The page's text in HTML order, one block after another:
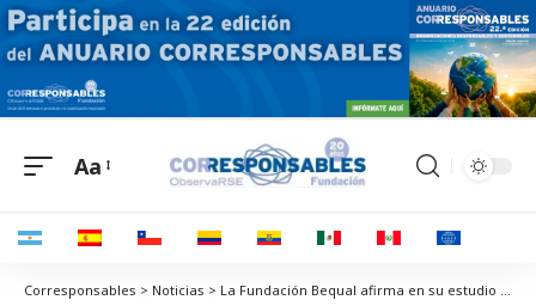
Aa
Corresponsables > Noticias > La Fundación Bequal afirma en su estudio que “el 43% de las empresas del IBEX 35 no cumple con el mínimo legal de empleo para personas con discapacidad”